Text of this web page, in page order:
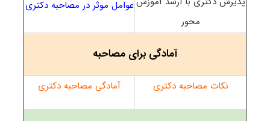
محور
عوامل موثر در مصاحبه دکتری
آمادگی برای مصاحبه
نکات مصاحبه دکتری آمادگی مصاحبه دکتری